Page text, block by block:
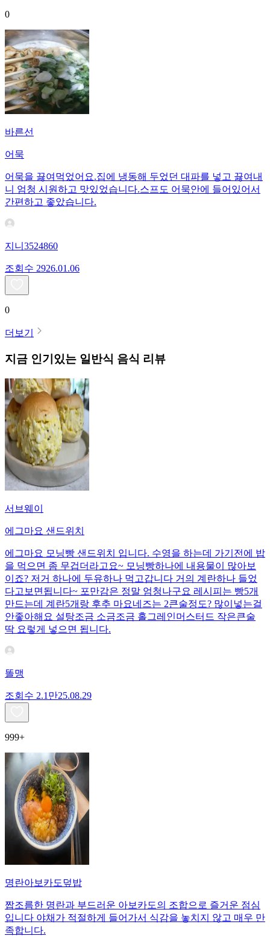
0
바른선
어묵
어묵을 끓여먹었어요.집에 냉동해 두었던 대파를 넣고 끓여내
니 엄청 시원하고 맛있었습니다.스프도 어묵안에 들어있어서
간편하고 좋았습니다.
지니3524860
조회수 2926.01.06
0
더보기
지금 인기있는 일반식 음식 리뷰
서브웨이
에그마요 샌드위치
에그마요 모닝빵 샌드위치 입니다. 수영을 하는데 가기전에 밥
을 먹으면 좀 무겁더라고요~ 모닝빵하나에 내용물이 많아보
이죠? 저거 하나에 두유하나 먹고갑니다 거의 계란하나 들었
다고보면됩니다~ 포만감은 정말 엄청나구요 레시피는 빵5개
만드는데 계란5개랑 후추 마요네즈는 2큰술정도? 많이넣는걸
안좋아해요 설탕조금 소금조금 홀그레인머스터드 작은큰술
딱 요렇게 넣으면 됩니다.
똘맹
조회수 2.1만25.08.29
999+
명란아보카도덮밥
짭조름한 명란과 부드러운 아보카도의 조합으로 즐거운 점심
입니다 야채가 적절하게 들어가서 식감을 놓치지 않고 매우 만
족합니다.